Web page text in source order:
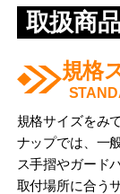
取扱商
規格
規格サイズをみ
ナップでは、一
ス手摺やガード
取付場所に合う